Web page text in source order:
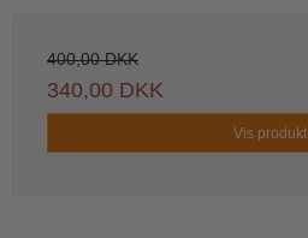
400,00 DKK
340,00 DKK
Vis produkt